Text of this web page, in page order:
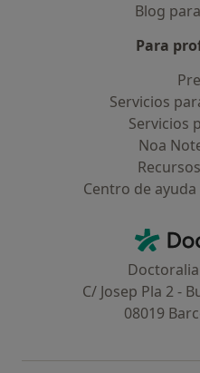
Blog
Para
Servicios
Servicios
Noa
Centro de
C/ Josep Pla 2 -
08019